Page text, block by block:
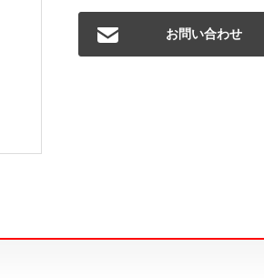
お問い合わせ